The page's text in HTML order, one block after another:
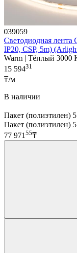
039059
Светодиодная лента
IP20, CSP, 5m)
Warm | Тёплый 3000
15 59431
₸/м
В наличии
Пакет (полиэтилен)
Пакет (полиэтилен)
77 971 55₸